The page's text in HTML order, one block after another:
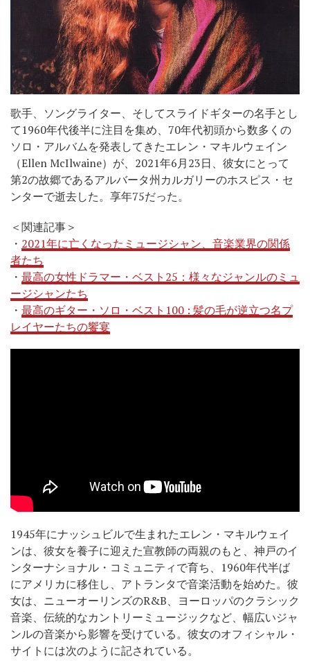
歌手、ソングライター、そしてスライドギターの名手とし
て1960年代後半に注目を集め、70年代初頭から数多くの
ソロ・アルバムを発表してきたエレン・マキルウェイン
（Ellen McIlwaine）が、2021年6月23日、彼女にとって
第2の故郷であるアルバータ州カルガリーのホスピス・セ
ンターで逝去した。享年75だった。
＜関連記事＞
・ 2021年に亡くなったミュージシャン、音楽業界の関係
者たち
・ 最高の女性ドラマー・ベスト25：様々なジャンルのミュ
ージシャンたち
・ 最高のギター・ソロ・ベスト100 : 髪の毛が逆立つ名プ
レイヤーたちの饗宴
1945年にナッシュビルで生まれたエレン・マキルウェイ
ンは、彼女を養子に迎えた宣教師の両親のもと、神戸のイ
ンターナショナル・コミュニティで育ち、1960年代半ば
にアメリカに移住し、アトランタで音楽活動を始めた。彼
女は、ニューオーリンズのR&B、ヨーロッパのクラシック
音楽、伝統的なカントリーミュージックなど、幅広いジャ
ンルの音楽から影響を受けている。彼女のオフィシャル・
サイトには次のように記されている。